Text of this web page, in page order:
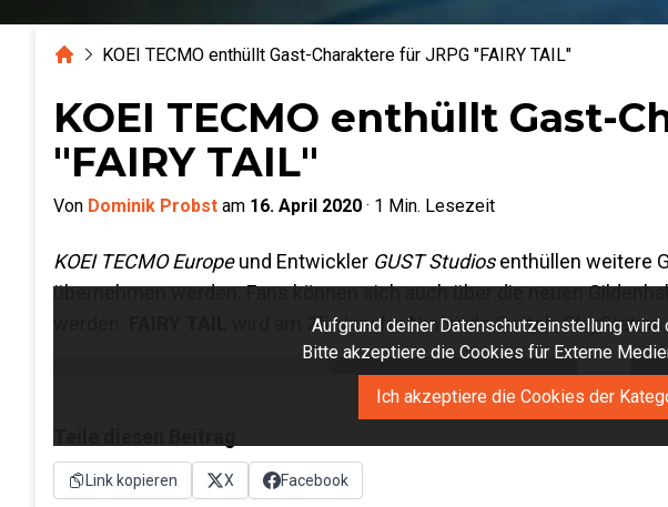
HomeKOEI TECMO enthüllt Gast-Charaktere für JRPG "FAIRY TAIL"
KOEI TECMO enthüllt Gast-
"FAIRY TAIL"
Von Dominik Probst am 16. April 2020 · 1 Min. Lesezeit
KOEI TECMO Europeund Entwickler GUST Studiosenthüllen weitere
übernehmen werden. Fans können sich auch über die neuen
wird am 25. Juni für Nintendo Switch,
Aufgrund deiner Datenschutzeinstellung
Bitte akzeptiere die Cookies für Externe
Ich akzeptiere die Cookies der
Link kopieren X Facebook